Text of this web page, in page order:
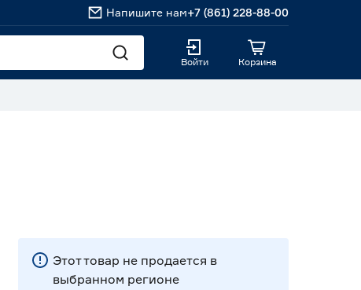
Напишите нам+7 (861) 228-88-00
Войти Корзина
Этот товар не продается в
выбранном регионе